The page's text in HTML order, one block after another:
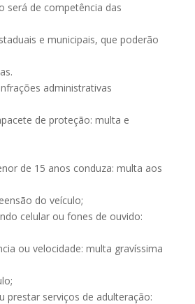
será de competência das
e municipais, que poderão
administrativas
de proteção: multa e
de 15 anos conduza: multa aos
do veículo;
celular ou fones de ouvido:
ou velocidade: multa gravíssima
prestar serviços de adulteração: